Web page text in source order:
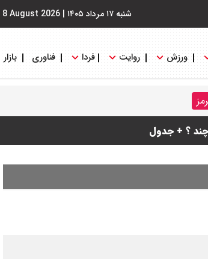
شنبه ۱۷ مرداد ۱۴۰۵ |
8 August 2026
ورزش روایت فردا فناوری بازار